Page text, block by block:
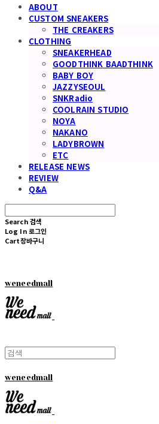
ABOUT
CUSTOM SNEAKERS
THE CREAKERS
CLOTHING
SNEAKERHEAD
GOODTHINK BAADTHINK
BABY BOY
JAZZYSEOUL
SNKRadio
COOLRAIN STUDIO
NOYA
NAKANO
LADYBROWN
ETC
RELEASE NEWS
REVIEW
Q&A
Search 검색
Log In 로그인
Cart장바구니
weneedmall
weneedmall